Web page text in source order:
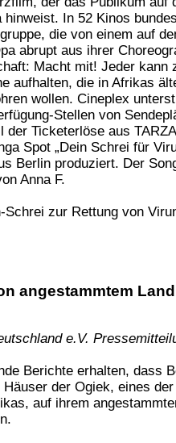
hinweist. In 52 Kinos
die von einem auf
abrupt aus ihrer
Macht mit! Jeder kann
aufhalten, die in Afrikas
wollen. Cineplex
Stellen von
der Ticketerlöse aus
Spot „Dein Schrei für
Berlin produziert. Der
Anna F.
Schrei zur Rettung von
angestammtem
e.V.
Berichte erhalten, dass
Häuser der Ogiek, eines
auf ihrem